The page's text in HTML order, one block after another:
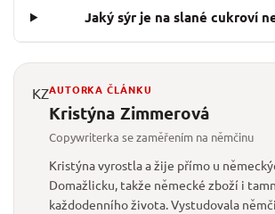
Jaký sýr je na slané cukroví
KZAUTORKA ČLÁNKU
Kristýna Zimmerová
Copywriterka se zaměřením na němčinu
Kristýna vyrostla a žije přímo u
Domažlicku, takže německé zboží i
každodenního života. Vystudovala